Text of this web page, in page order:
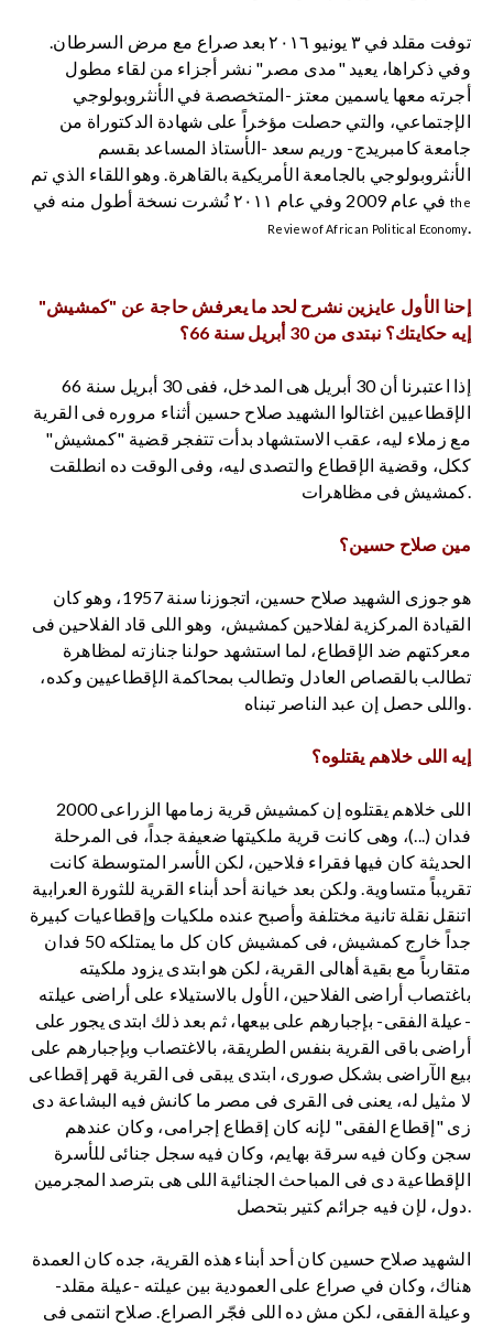
توفت مقلد في ٣ يونيو ٢٠١٦ بعد صراع مع مرض السرطان.
وفي ذكراها، يعيد "مدى مصر" نشر أجزاء من لقاء مطول
أجرته معها ياسمين معتز -المتخصصة في الأنثروبولوجي
الإجتماعي، والتي حصلت مؤخراً على شهادة الدكتوراة من
جامعة كامبريدج- وريم سعد -الأستاذ المساعد بقسم
الأنثروبولوجي بالجامعة الأمريكية بالقاهرة. وهو اللقاء الذي تم
في عام 2009 وفي عام ٢٠١١ نُشرت نسخة أطول منه فيthe
Review of African Political Economy.
إحنا الأول عايزين نشرح لحد ما يعرفش حاجة عن "كمشيش"
إيه حكايتك؟ نبتدى من 30 أبريل سنة 66؟
إذا اعتبرنا أن 30 أبريل هى المدخل، ففى 30 أبريل سنة 66
الإقطاعيين اغتالوا الشهيد صلاح حسين أثناء مروره فى القرية
مع زملاء ليه، عقب الاستشهاد بدأت تتفجر قضية "كمشيش"
ككل، وقضية الإقطاع والتصدى ليه، وفى الوقت ده انطلقت
كمشيش فى مظاهرات.
مين صلاح حسين؟
هو جوزى الشهيد صلاح حسين، اتجوزنا سنة 1957، وهو كان
القيادة المركزية لفلاحين كمشيش، وهو اللى قاد الفلاحين فى
معركتهم ضد الإقطاع، لما استشهد حولنا جنازته لمظاهرة
تطالب بالقصاص العادل وتطالب بمحاكمة الإقطاعيين وكده،
واللى حصل إن عبد الناصر تبناه.
إيه اللى خلاهم يقتلوه؟
فدان (...)، وهى كانت قرية ملكيتها ضعيفة جداً، فى المرحلة
الحديثة كان فيها فقراء فلاحين، لكن الأسر المتوسطة كانت
تقريباً متساوية. ولكن بعد خيانة أحد أبناء القرية للثورة العرابية
اتنقل نقلة تانية مختلفة وأصبح عنده ملكيات وإقطاعيات كبيرة
جداً خارج كمشيش، فى كمشيش كان كل ما يمتلكه 50 فدان
متقارباً مع بقية أهالى القرية، لكن هو ابتدى يزود ملكيته
باغتصاب أراضى الفلاحين، الأول بالاستيلاء على أراضى عيلته
-عيلة الفقى- بإجبارهم على بيعها، ثم بعد ذلك ابتدى يجور على
أراضى باقى القرية بنفس الطريقة، بالاغتصاب وبإجبارهم على
بيع الآراضى بشكل صورى، ابتدى يبقى فى القرية قهر إقطاعى
لا مثيل له، يعنى فى القرى فى مصر ما كانش فيه البشاعة دى
زى "إقطاع الفقى" لإنه كان إقطاع إجرامى، وكان عندهم
سجن وكان فيه سرقة بهايم، وكان فيه سجل جنائى للأسرة
الإقطاعية دى فى المباحث الجنائية اللى هى بترصد المجرمين
دول، لإن فيه جرائم كتير بتحصل.
الشهيد صلاح حسين كان أحد أبناء هذه القرية، جده كان العمدة
هناك، وكان في صراع على العمودية بين عيلته -عيلة مقلد-
وعيلة الفقى، لكن مش ده اللى فجّر الصراع. صلاح انتمى فى